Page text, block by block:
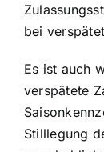
bei
Es ist auch
verspätete
Stilllegung